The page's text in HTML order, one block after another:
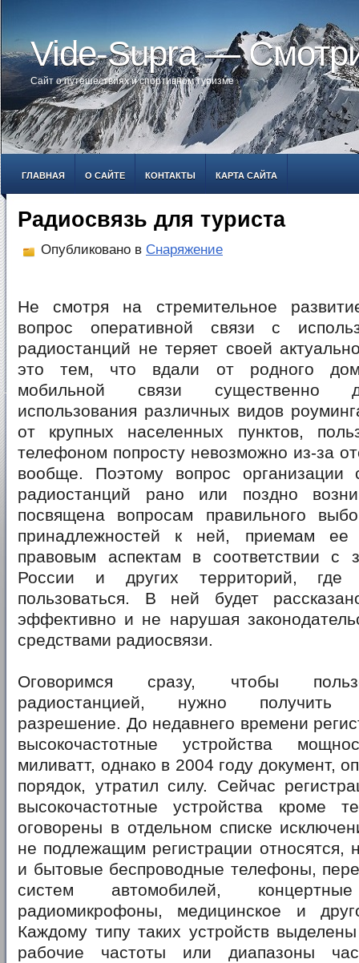
Vide-Supra —
Сайт о путешествиях и спортивном туризме
ГЛАВНАЯ О САЙТЕ КОНТАКТЫ КАРТА САЙТА
Радиосвязь для туриста
Опубликовано в Снаряжение
Не смотря на стремительное
вопрос оперативной связи с
радиостанций не теряет своей
это тем, что вдали от родного
мобильной связи существенно
использования различных видов
от крупных населенных пунктов,
телефоном попросту невозможно из-за
вообще. Поэтому вопрос
радиостанций рано или поздно
посвящена вопросам правильного
принадлежностей к ней, приемам ее
правовым аспектам в соответствии с
России и других территорий, где
пользоваться. В ней будет
эффективно и не нарушая
средствами радиосвязи.
Оговоримся сразу, чтобы
радиостанцией, нужно получить
разрешение. До недавнего времени
высокочастотные устройства
миливатт, однако в 2004 году документ,
порядок, утратил силу. Сейчас
высокочастотные устройства кроме
оговорены в отдельном списке
не подлежащим регистрации относятся,
и бытовые беспроводные телефоны,
систем автомобилей,
радиомикрофоны, медицинское и
Каждому типу таких устройств
рабочие частоты или диапазоны